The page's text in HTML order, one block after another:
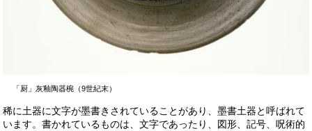
「厨」灰釉陶器椀（9世紀末）
稀に土器に文字が墨書きされていることがあり、墨書土器と呼ばれて
います。書かれているものは、文字であったり、図形、記号、呪術的